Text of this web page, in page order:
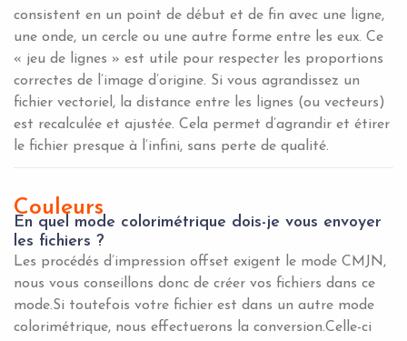
consistent en un point de début et de fin avec une ligne,
une onde, un cercle ou une autre forme entre les eux. Ce
« jeu de lignes » est utile pour respecter les proportions
correctes de l’image d’origine. Si vous agrandissez un
fichier vectoriel, la distance entre les lignes (ou vecteurs)
est recalculée et ajustée. Cela permet d’agrandir et étirer
le fichier presque à l’infini, sans perte de qualité.
Couleurs
En quel mode colorimétrique dois-je vous envoyer
les fichiers ?
Les procédés d’impression offset exigent le mode CMJN,
nous vous conseillons donc de créer vos fichiers dans ce
mode.Si toutefois votre fichier est dans un autre mode
colorimétrique, nous effectuerons la conversion.Celle-ci